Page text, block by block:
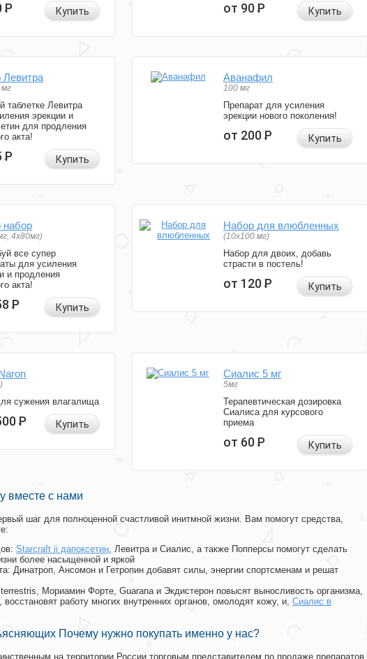
Р Купить от 90Р Купить
Левитра
мг
таблетке Левитра
эрекции и
для продления
акта!
Р Купить
Аванафил
100 мг
Препарат для усиления
эрекции нового поколения!
от 200Р Купить
набор
4х80мг)
все супер
для усиления
и продления
акта!
Р Купить
Набор для влюбленных
(10х100 мг)
Набор для двоих, добавь
страсти в постель!
от 120Р Купить
сужения влагалища
Р Купить
Сиалис 5 мг
5мг
Терапевтическая дозировка
Сиалиса для курсового
приема
от 60Р Купить
вместе с нами
шаг для полноценной счастливой инитмной жизни. Вам помогут средства,
Starcraft ii дапоксетин, Левитра и Сиалис, а также Попперсы помогут сделать
более насыщенной и яркой
: Динатроп, Ансомон и Гетропин добавят силы, энергии спортсменам и решат
Мориамин Форте, Guarana и Экдистерон повысят выносливость организма,
работу многих внутренних органов, омолодят кожу, и, Сиалис в
Почему нужно покупать именно у нас?
на территории России торговым представителем по продаже препаратов